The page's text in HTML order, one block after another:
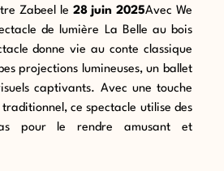
Zabeel le 28 juin 2025Avec We
de lumière La Belle au bois
donne vie au conte classique
projections lumineuses, un ballet
captivants. Avec une touche
ce spectacle utilise des
pour le rendre amusant et